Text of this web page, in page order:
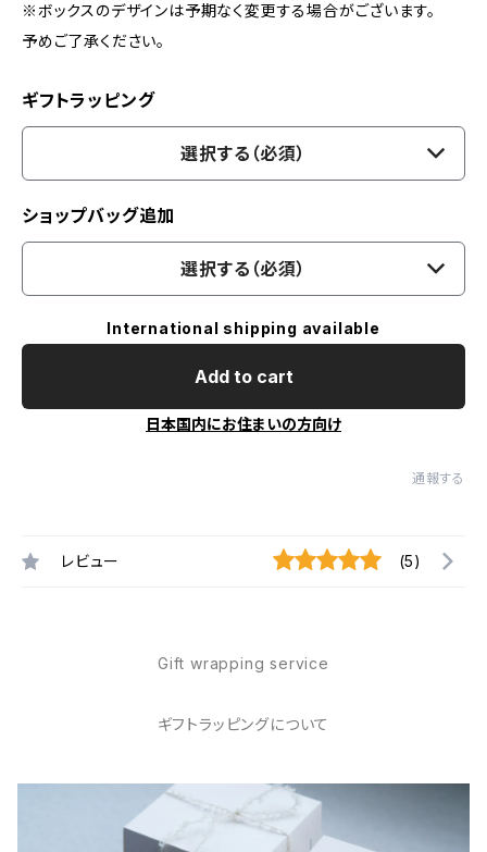
※ボックスのデザインは予期なく変更する場合がございます。
予めご了承ください。
ギフトラッピング
選択する（必須）
ショップバッグ追加
選択する（必須）
International shipping available
Add to cart
日本国内にお住まいの方向け
通報する
レビュー (5)
Gift wrapping service
ギフトラッピングについて